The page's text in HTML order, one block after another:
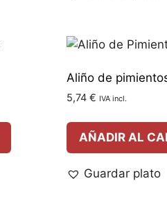
Aliño de
5,74 € IVA incl.
AÑADIR AL
Guardar plato